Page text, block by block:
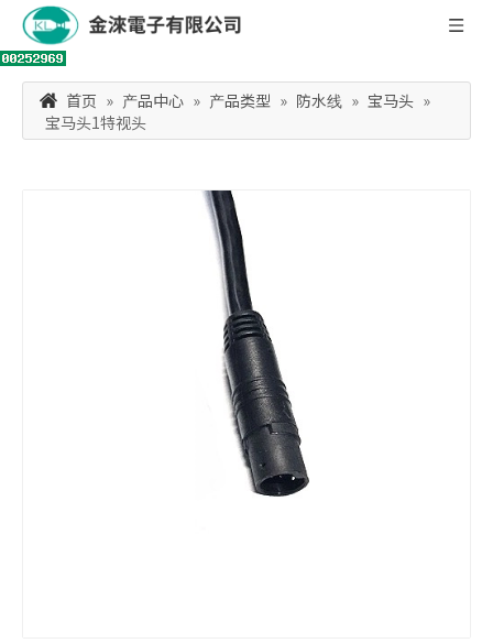
首页 » 产品中心 » 产品类型 » 防水线 » 宝马头 »
宝马头1特视头